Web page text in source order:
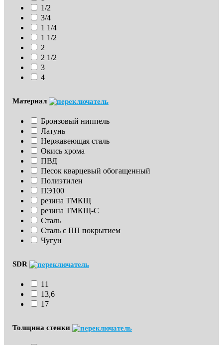
1/2
3/4
1 1/4
1 1/2
2
2 1/2
3
4
Материал
Бронзовый ниппель
Латунь
Нержавеющая сталь
Окись хрома
ПВД
Песок кварцевый обогащенный
Полиэтилен
ПЭ100
резина ТМКЩ
резина ТМКЩ-С
Сталь
Сталь с ПП покрытием
Чугун
SDR
11
13,6
17
Толщина стенки